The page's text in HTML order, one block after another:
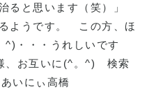
ると思います（笑）」
ようです。
この方、ほ
^) ・・・うれしいです
、お互いに (^ 。 ^) 検索
あいにぃ高橋